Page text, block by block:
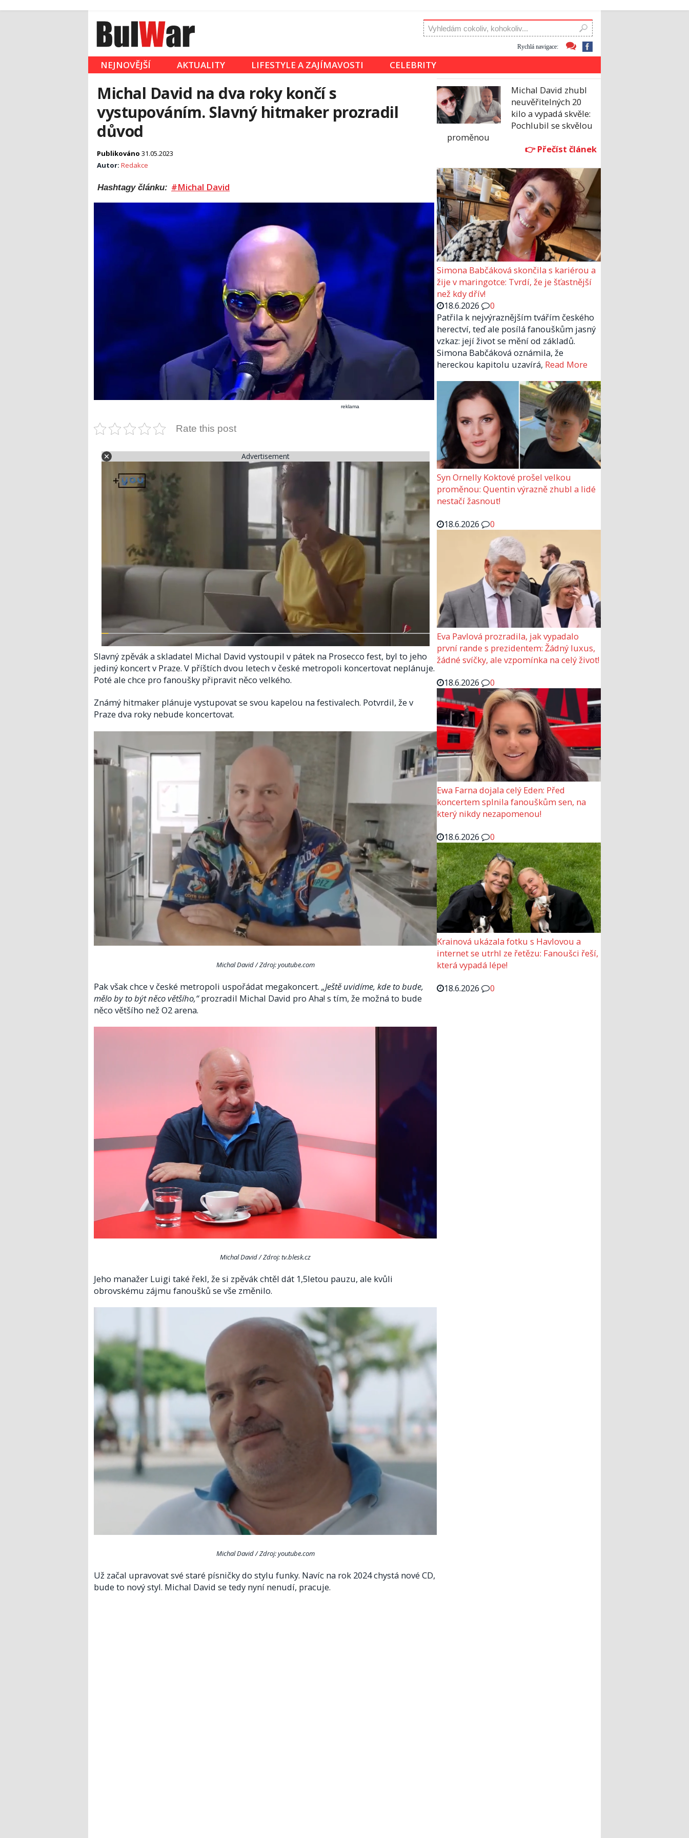
Rychlá navigace:
NEJNOVĚJŠÍ AKTUALITY LIFESTYLE A ZAJÍMAVOSTI CELEBRITY
Michal David na dva roky končí s
vystupováním. Slavný hitmaker prozradil
důvod
Publikováno 31.05.2023
Autor: Redakce
Hashtagy článku: #Michal David
reklama
Rate this post
Advertisement
Slavný zpěvák a skladatel Michal David vystoupil v pátek na Prosecco fest, byl to jeho
jediný koncert v Praze. V příštích dvou letech v české metropoli koncertovat neplánuje.
Poté ale chce pro fanoušky připravit něco velkého.
Známý hitmaker plánuje vystupovat se svou kapelou na festivalech. Potvrdil, že v
Praze dva roky nebude koncertovat.
Michal David / Zdroj: youtube.com
Pak však chce v české metropoli uspořádat megakoncert. „Ještě uvidíme, kde to bude,
mělo by to být něco většího,“prozradil Michal David pro Aha! s tím, že možná to bude
něco většího než O2 arena.
Michal David / Zdroj: tv.blesk.cz
Jeho manažer Luigi také řekl, že si zpěvák chtěl dát 1,5letou pauzu, ale kvůli
obrovskému zájmu fanoušků se vše změnilo.
Michal David / Zdroj: youtube.com
Už začal upravovat své staré písničky do stylu funky. Navíc na rok 2024 chystá nové CD,
bude to nový styl. Michal David se tedy nyní nenudí, pracuje.
Michal David zhubl
neuvěřitelných 20
kilo a vypadá skvěle:
Pochlubil se skvělou
proměnou
Simona Babčáková skončila s kariérou a
žije v maringotce: Tvrdí, že je šťastnější
než kdy dřív!
18.6.2026
0
Patřila k nejvýraznějším tvářím českého
herectví, teď ale posílá fanouškům jasný
vzkaz: její život se mění od základů.
Simona Babčáková oznámila, že
hereckou kapitolu uzavírá, Read More
Syn Ornelly Koktové prošel velkou
proměnou: Quentin výrazně zhubl a lidé
nestačí žasnout!
18.6.2026
0
Eva Pavlová prozradila, jak vypadalo
první rande s prezidentem: Žádný luxus,
žádné svíčky, ale vzpomínka na celý život!
18.6.2026
0
Ewa Farna dojala celý Eden: Před
koncertem splnila fanouškům sen, na
který nikdy nezapomenou!
18.6.2026
0
Krainová ukázala fotku s Havlovou a
internet se utrhl ze řetězu: Fanoušci řeší,
která vypadá lépe!
18.6.2026
0